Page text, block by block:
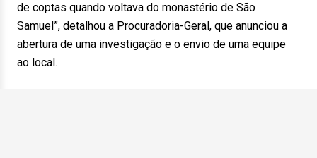
de coptas quando voltava do monastério de São
Samuel”, detalhou a Procuradoria-Geral, que anunciou a
abertura de uma investigação e o envio de uma equipe
ao local.